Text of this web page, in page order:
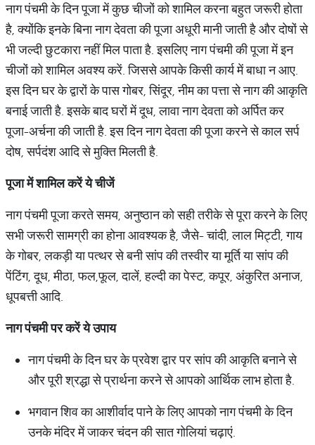
नाग पंचमी के दिन पूजा में कुछ चीजों को शामिल करना बहुत जरूरी होता
है, क्योंकि इनके बिना नाग देवता की पूजा अधूरी मानी जाती है और दोषों से
भी जल्दी छुटकारा नहीं मिल पाता है. इसलिए नाग पंचमी की पूजा में इन
चीजों को शामिल अवश्य करें. जिससे आपके किसी कार्य में बाधा न आए.
इस दिन घर के द्वारों के पास गोबर, सिंदूर, नीम का पत्ता से नाग की आकृति
बनाई जाती है. इसके बाद घरों में दूध, लावा नाग देवता को अर्पित कर
पूजा-अर्चना की जाती है. इस दिन नाग देवता की पूजा करने से काल सर्प
दोष, सर्पदंश आदि से मुक्ति मिलती है.
पूजा में शामिल करें ये चीजें
नाग पंचमी पूजा करते समय, अनुष्ठान को सही तरीके से पूरा करने के लिए
सभी जरूरी सामग्री का होना आवश्यक है, जैसे- चांदी, लाल मिट्टी, गाय
के गोबर, लकड़ी या पत्थर से बनी सांप की तस्वीर या मूर्ति या सांप की
पेंटिंग, दूध, मीठा, फल,फूल, दालें, हल्दी का पेस्ट, कपूर, अंकुरित अनाज,
धूपबत्ती आदि.
नाग पंचमी पर करें ये उपाय
नाग पंचमी के दिन घर के प्रवेश द्वार पर सांप की आकृति बनाने से
और पूरी श्रद्धा से प्रार्थना करने से आपको आर्थिक लाभ होता है.
भगवान शिव का आशीर्वाद पाने के लिए आपको नाग पंचमी के दिन
उनके मंदिर में जाकर चंदन की सात गोलियां चढ़ाएं.